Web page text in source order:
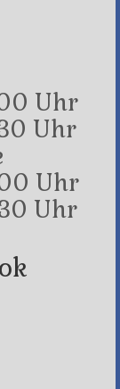
Uhr
Uhr
Uhr
Uhr